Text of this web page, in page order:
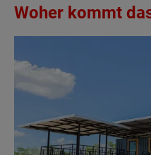
Woher kommt